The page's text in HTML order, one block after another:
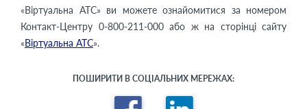
«Віртуальна АТС» ви можете ознайомитися за номером
Контакт-Центру 0-800-211-000 або ж на сторінці сайту
«Віртуальна АТС».
ПОШИРИТИ В СОЦІАЛЬНИХ МЕРЕЖАХ: